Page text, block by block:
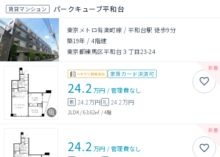
賃貸マンション パークキューブ平和台
東京メトロ有楽町線 / 平和台駅 徒歩9分
築19年 /4階建
東京都練馬区平和台３丁目23-24
家賃カード決済可
24.2 万円 /管理費なし
敷 24.2万円 礼 24.2万円
2LDK/63.62㎡ /4階
24.2 万円 /管理費なし